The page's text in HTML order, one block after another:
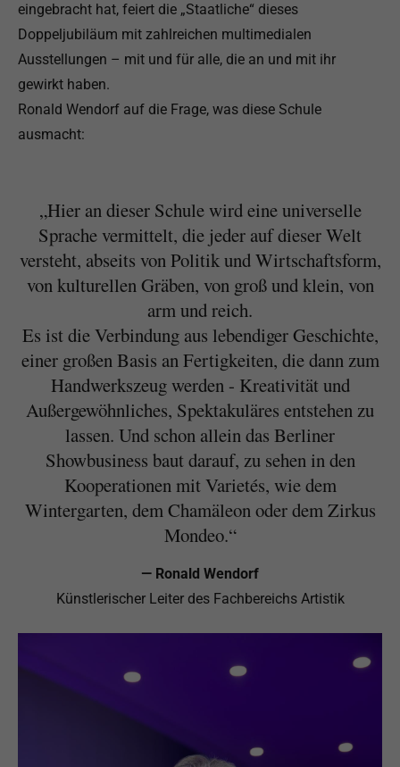
eingebracht hat, feiert die „Staatliche“ dieses
Doppeljubiläum mit zahlreichen multimedialen
Ausstellungen – mit und für alle, die an und mit ihr
gewirkt haben.
Ronald Wendorf auf die Frage, was diese Schule
ausmacht:
„Hier an dieser Schule wird eine universelle
Sprache vermittelt, die jeder auf dieser Welt
versteht, abseits von Politik und Wirtschaftsform,
von kulturellen Gräben, von groß und klein, von
arm und reich.
Es ist die Verbindung aus lebendiger Geschichte,
einer großen Basis an Fertigkeiten, die dann zum
Handwerkszeug werden - Kreativität und
Außergewöhnliches, Spektakuläres entstehen zu
lassen. Und schon allein das Berliner
Showbusiness baut darauf, zu sehen in den
Kooperationen mit Varietés, wie dem
Wintergarten, dem Chamäleon oder dem Zirkus
Mondeo.“
— Ronald Wendorf
Künstlerischer Leiter des Fachbereichs Artistik